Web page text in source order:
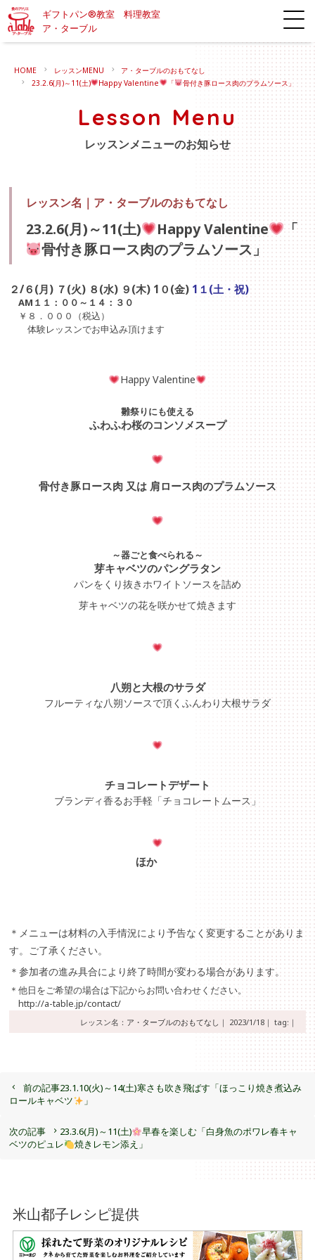
ギフトパン®教室 料理教室
ア・ターブル
HOME レッスンMENU
ア・ターブルのおもてなし
23.2.6(月)～11(土)
Happy Valentine 「 骨付き豚ロース肉のプラムソース」
Lesson Menu
レッスンメニューのお知らせ
レッスン名｜ ア・ターブルのおもてなし
23.2.6(月)～11(土) Happy Valentine
「
骨付き豚ロース肉のプラムソース」
２/６(月) ７(火) ８(水) ９(木) 1０(金) 1１(土・祝)
AM１１：００～１４：３０
￥８．０００（税込）
体験レッスンでお申込み頂けます
Happy Valentine
雛祭りにも使える
ふわふわ桜のコンソメスープ
骨付き豚ロース肉 又は 肩ロース肉のプラムソース
～器ごと食べられる～
芽キャベツのパングラタン
パンをくり抜きホワイトソースを詰め
芽キャベツの花を咲かせて焼きます
八朔と大根のサラダ
フルーティな八朔ソースで頂くふんわり大根サラダ
チョコレートデザート
ブランディ香るお手軽「チョコレートムース」
ほか
＊メニューは材料の入手情況により予告なく変更することがありま
す。ご了承ください。
＊参加者の進み具合により終了時間が変わる場合があります。
＊他日をご希望の場合は下記からお問い合わせください。
http://a-table.jp/contact/
レッスン名： ア・ターブルのおもてなし ｜ 2023/1/18｜ tag:｜
前の記事23.1.10(火)～14(土)寒さも吹き飛ばす「ほっこり焼き煮込み
ロールキャベツ
」
次の記事 23.3.6(月)～11(土)
早春を楽しむ「白身魚のポワレ春キャ
ベツのピュレ
焼きレモン添え」
米山都子レシピ提供